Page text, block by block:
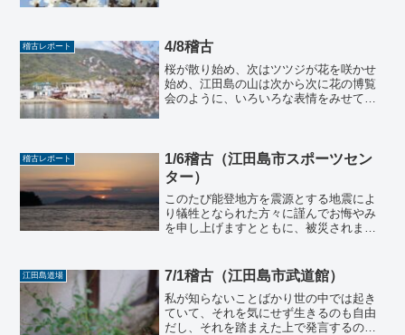
う季節の繰り返しの中で、...
稽古レポート 4/8稽古
桜が散り始め、次はツツジが花を咲かせ
始め、江田島の山は次から次に花の博覧
会のように、いろいろな表情をみせてく
忘れて後で付け加えたりし...
稽古レポート
1/6稽古（江田島市スポーツセン
ター）
このたび能登地方を震源とする地震によ
り犠牲となられた方々に謹んでお悔やみ
を申し上げますとともに、被災されまし
祈り申し上げます。 今年も稽古を始め
られることを感謝しながら...
江田島道場 7/1稽古（江田島市武道館）
私が知らないことばかり世の中では起き
ていて、それを気にせず生きるのも自由
だし、それを踏まえた上で発言するのも